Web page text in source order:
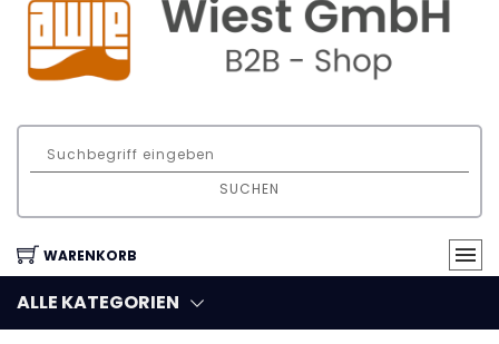
SUCHEN
WARENKORB
ALLE KATEGORIEN